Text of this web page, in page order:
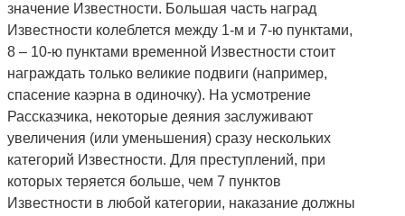
значение Известности. Большая часть наград
Известности колеблется между 1-м и 7-ю пунктами,
8 – 10-ю пунктами временной Известности стоит
награждать только великие подвиги (например,
спасение каэрна в одиночку). На усмотрение
Рассказчика, некоторые деяния заслуживают
увеличения (или уменьшения) сразу нескольких
категорий Известности. Для преступлений, при
которых теряется больше, чем 7 пунктов
Известности в любой категории, наказание должны